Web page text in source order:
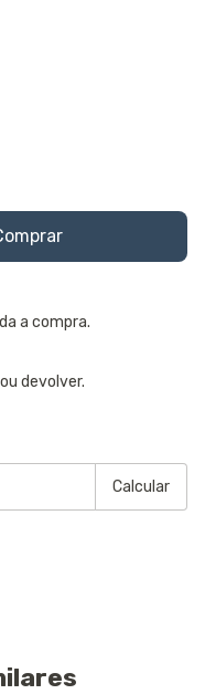
a compra.
devolver.
Calcular